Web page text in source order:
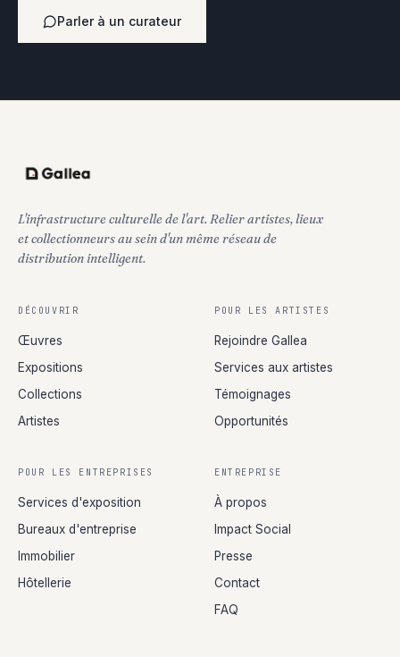
Parler à un curateur
L'infrastructure culturelle de l'art. Relier artistes, lieux
et collectionneurs au sein d'un même réseau de
distribution intelligent.
DÉCOUVRIR
Œuvres
Expositions
Collections
Artistes
POUR LES ARTISTES
Rejoindre Gallea
Services aux artistes
Témoignages
Opportunités
POUR LES ENTREPRISES
Services d'exposition
Bureaux d'entreprise
Immobilier
Hôtellerie
ENTREPRISE
À propos
Impact Social
Presse
Contact
FAQ